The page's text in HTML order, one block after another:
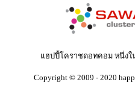
แฮปปี้โคราชดอทคอม หนึ่งใ
Copyright © 2009 - 2020